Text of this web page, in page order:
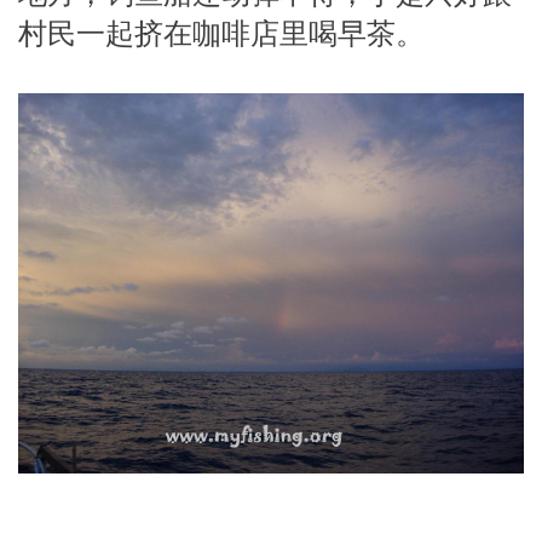
村民一起挤在咖啡店里喝早茶。